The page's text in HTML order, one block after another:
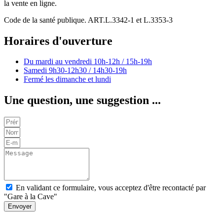
la vente en ligne.
Code de la santé publique. ART.L.3342-1 et L.3353-3
Horaires d'ouverture
Du mardi au vendredi 10h-12h / 15h-19h
Samedi 9h30-12h30 / 14h30-19h
Fermé les dimanche et lundi
Une question, une suggestion ...
En validant ce formulaire, vous acceptez d'être recontacté par
"Gare à la Cave"
Envoyer